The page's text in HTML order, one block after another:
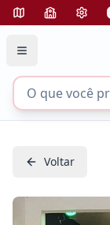
Voltar